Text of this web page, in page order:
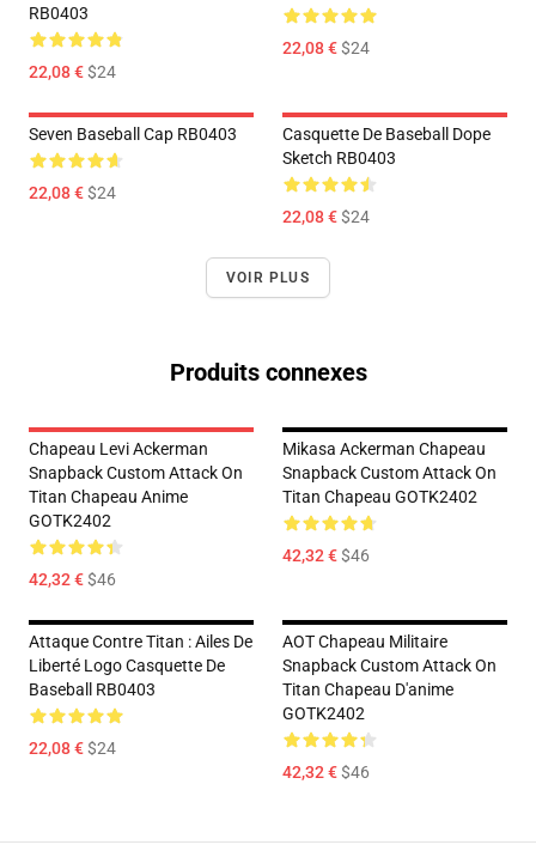
RB0403
22,08 €$24
22,08 €$24
Seven Baseball Cap RB0403
22,08 €$24
Casquette De Baseball Dope
Sketch RB0403
22,08 €$24
VOIR PLUS
Produits connexes
Chapeau Levi Ackerman
Snapback Custom Attack On
Titan Chapeau Anime
GOTK2402
42,32 €$46
Mikasa Ackerman Chapeau
Snapback Custom Attack On
Titan Chapeau GOTK2402
42,32 €$46
Attaque Contre Titan : Ailes De
Liberté Logo Casquette De
Baseball RB0403
22,08 €$24
AOT Chapeau Militaire
Snapback Custom Attack On
Titan Chapeau D'anime
GOTK2402
42,32 €$46